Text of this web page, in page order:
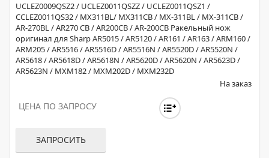
UCLEZ0009QSZ2 / UCLEZ0011QSZZ / UCLEZ0011QSZ1 /
CCLEZ0011QS32 / MX311BL/ MX311CB / MX-311BL / MX-311CB /
AR-270BL / AR270 CB / AR200CB / AR-200CB Ракельный нож
оригинал для Sharp AR5015 / AR5120 / AR161 / AR163 / ARM160 /
ARM205 / AR5516 / AR5516D / AR5516N / AR5520D / AR5520N /
AR5618 / AR5618D / AR5618N / AR5620D / AR5620N / AR5623D /
AR5623N / MXM182 / MXM202D / MXM232D
На заказ
ЦЕНА ПО ЗАПРОСУ
ЗАПРОСИТЬ